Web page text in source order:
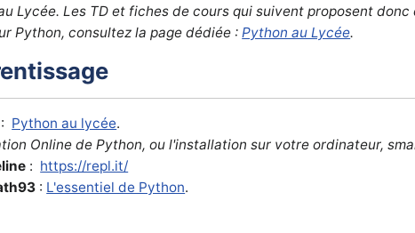
Lycée. Les TD et fiches de cours qui suivent proposent
Python, consultez la page dédiée :Python au Lycée.
: Python au lycée.
Online de Python, ou l'installation sur votre ordinateur,
: https://repl.it/
: L'essentiel de Python.